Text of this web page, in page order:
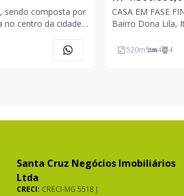
sendo composta por
coberta. (
CASA EM FASE
Bairro Dona Lila, Itabirito/MG.
comercial com
520m² 4 4
Santa Cruz Negócios Imobiliários
Ltda
CRECI: CRECI-MG 5518 J